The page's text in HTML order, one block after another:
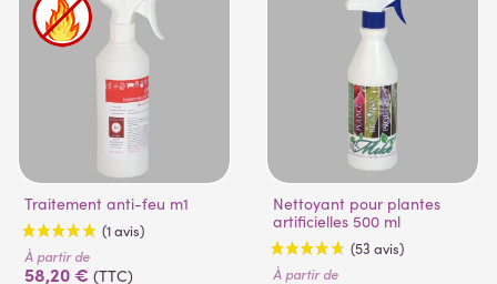
Traitement anti-feu m1
À partir de
58,20 € (TTC)
Nettoyant pour plantes
artificielles 500 ml
À partir de